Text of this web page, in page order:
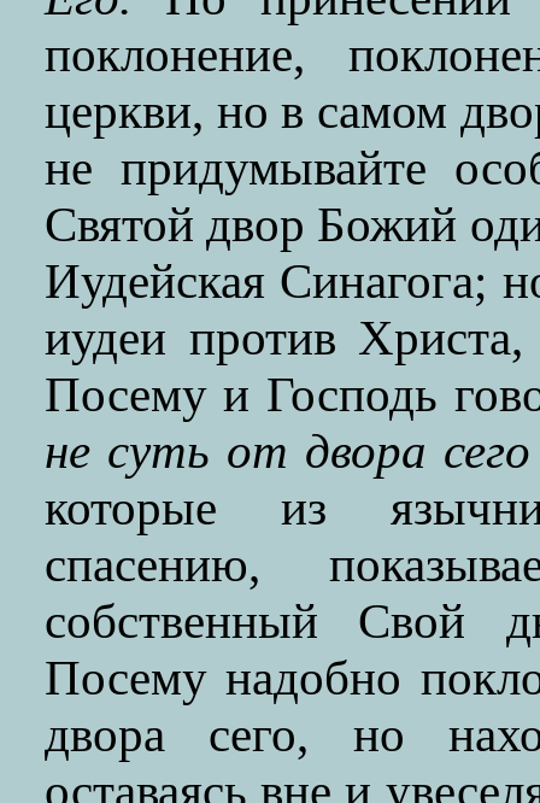
поклонение,
церкви, но в самом
не придумывайте
Святой двор Божий
Иудейская Синагога;
иудеи против
Посему и Господь
не суть от двора сего
которые из
спасению,
собственный Свой
Посему надобно
двора сего, но
оставаясь вне и